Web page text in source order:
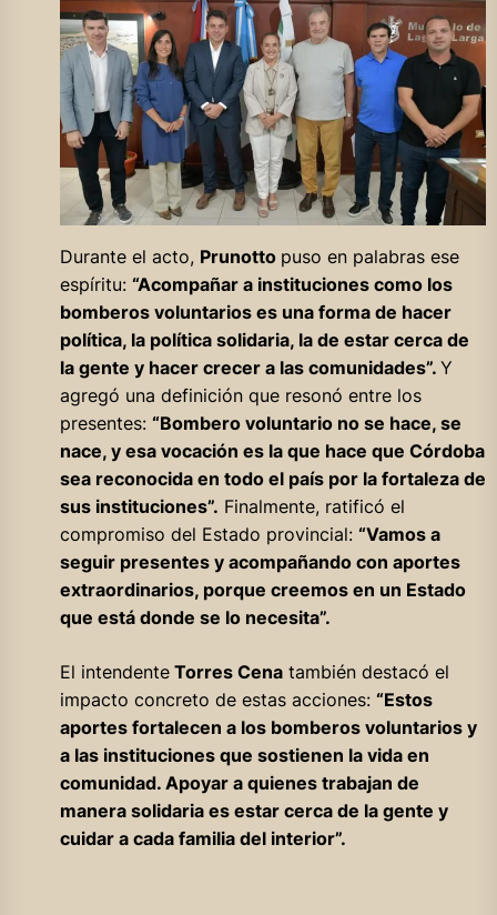
Durante el acto, Prunotto puso en palabras ese
espíritu: “Acompañar a instituciones como los
bomberos voluntarios es una forma de hacer
política, la política solidaria, la de estar cerca de
la gente y hacer crecer a las comunidades”. Y
agregó una definición que resonó entre los
presentes: “Bombero voluntario no se hace, se
nace, y esa vocación es la que hace que Córdoba
sea reconocida en todo el país por la fortaleza de
sus instituciones”. Finalmente, ratificó el
compromiso del Estado provincial: “Vamos a
seguir presentes y acompañando con aportes
extraordinarios, porque creemos en un Estado
que está donde se lo necesita”.
El intendenteTorres Cenatambién destacó el
impacto concreto de estas acciones: “Estos
aportes fortalecen a los bomberos voluntarios y
a las instituciones que sostienen la vida en
comunidad. Apoyar a quienes trabajan de
manera solidaria es estar cerca de la gente y
cuidar a cada familia del interior”.